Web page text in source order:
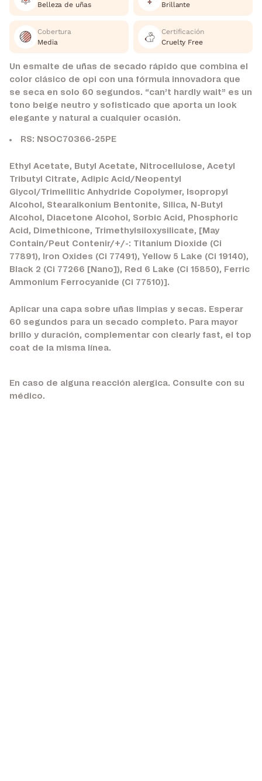
Belleza de uñas
Brillante
Cobertura
Media
Certificación
Cruelty Free
Un esmalte de uñas de secado rápido que combina el
color clásico de opi con una fórmula innovadora que
se seca en solo 60 segundos. “can’t hardly wait” es un
tono beige neutro y sofisticado que aporta un look
elegante y natural a cualquier ocasión.
RS: NSOC70366-25PE
Ethyl Acetate, Butyl Acetate, Nitrocellulose, Acetyl
Tributyl Citrate, Adipic Acid/Neopentyl
Glycol/Trimellitic Anhydride Copolymer, Isopropyl
Alcohol, Stearalkonium Bentonite, Silica, N-Butyl
Alcohol, Diacetone Alcohol, Sorbic Acid, Phosphoric
Acid, Dimethicone, Trimethylsiloxysilicate, [May
Contain/Peut Contenir/+/-: Titanium Dioxide (Ci
77891), Iron Oxides (Ci 77491), Yellow 5 Lake (Ci 19140),
Black 2 (Ci 77266 [Nano]), Red 6 Lake (Ci 15850), Ferric
Ammonium Ferrocyanide (Ci 77510)].
Aplicar una capa sobre uñas limpias y secas. Esperar
60 segundos para un secado completo. Para mayor
brillo y duración, complementar con clearly fast, el top
coat de la misma línea.
En caso de alguna reacción alergica. Consulte con su
médico.